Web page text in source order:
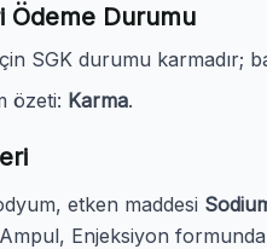
Ödeme Durumu
SGK durumu karmadır;
özeti: Karma.
etken maddesi
Enjeksiyon